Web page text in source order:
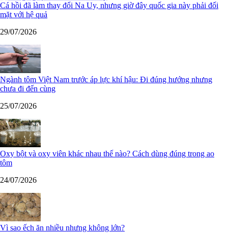
Cá hồi đã làm thay đổi Na Uy, nhưng giờ đây quốc gia này phải đối
mặt với hệ quả
29/07/2026
Ngành tôm Việt Nam trước áp lực khí hậu: Đi đúng hướng nhưng
chưa đi đến cùng
25/07/2026
Oxy bột và oxy viên khác nhau thế nào? Cách dùng đúng trong ao
tôm
24/07/2026
Vì sao ếch ăn nhiều nhưng không lớn?